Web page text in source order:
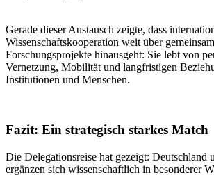
Gerade dieser Austausch zeigte, dass
Wissenschaftskooperation weit über
Forschungsprojekte hinausgeht: Sie lebt von
Vernetzung, Mobilität und langfristigen
Institutionen und Menschen.
Fazit: Ein strategisch starkes Match
Die Delegationsreise hat gezeigt: Deutschland
ergänzen sich wissenschaftlich in besonderer